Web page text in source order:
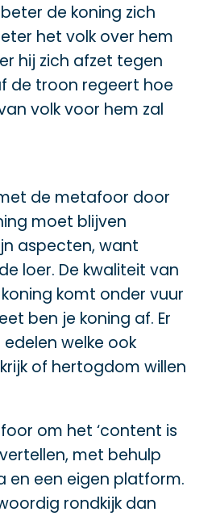
de koning zich
het volk over hem
hij zich afzet tegen
de troon regeert hoe
volk voor hem zal
de metafoor door
moet blijven
aspecten, want
loer. De kwaliteit van
komt onder vuur
ben je koning af. Er
welke ook
of hertogdom willen
om het ‘content is
met behulp
en een eigen platform.
rondkijk dan